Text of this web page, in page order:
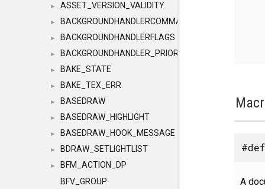
► ASSET_VERSION_VALIDITY
► BACKGROUNDHANDLERCOMMAND
► BACKGROUNDHANDLERFLAGS
► BACKGROUNDHANDLER_PRIORITY
► BAKE_STATE
► BAKE_TEX_ERR
► BASEDRAW
► BASEDRAW_HIGHLIGHT
► BASEDRAW_HOOK_MESSAGE
► BDRAW_SETLIGHTLIST
►
BFM_ACTION_DP
BFV_GROUP
A